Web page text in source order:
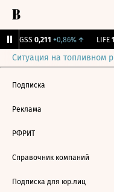
RGSS 0,211 +0,86%↑ LIFE
Ситуация на топливном
Подписка
Реклама
РФРИТ
Справочник компаний
Подписка для юр.лиц